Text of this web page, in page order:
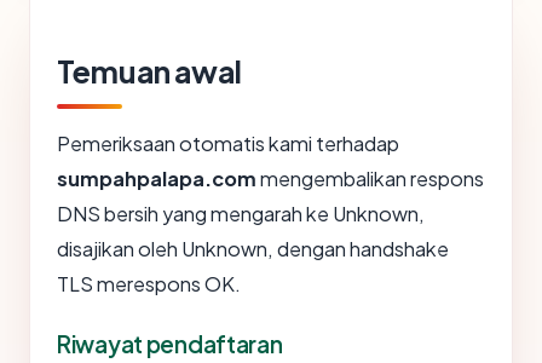
Temuan awal
Pemeriksaan otomatis kami terhadap
sumpahpalapa.commengembalikan respons
DNS bersih yang mengarah ke Unknown,
disajikan oleh Unknown, dengan handshake
TLS merespons OK.
Riwayat pendaftaran